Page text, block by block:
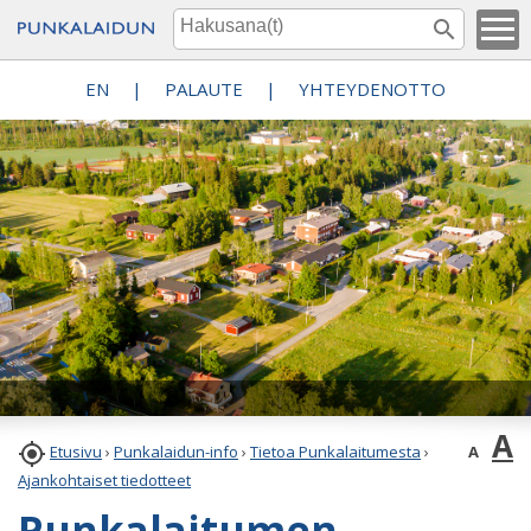
EN | PALAUTE | YHTEYDENOTTO
 Etusivu › Punkalaidun-info › Tietoa Punkalaitumesta ›
Ajankohtaiset tiedotteet
A A